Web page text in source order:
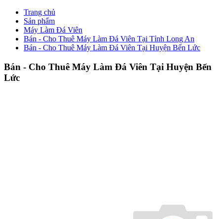
Trang chủ
Sản phẩm
Máy Làm Đá Viên
Bán - Cho Thuê Máy Làm Đá Viên Tại Tỉnh Long An
Bán - Cho Thuê Máy Làm Đá Viên Tại Huyện Bến Lức
Bán - Cho Thuê Máy Làm Đá Viên Tại Huyện Bến
Lức